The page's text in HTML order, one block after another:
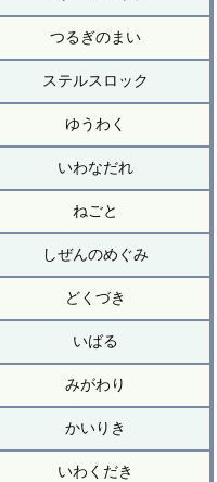
つるぎのまい
ステルスロック
ゆうわく
いわなだれ
ねごと
しぜんのめぐみ
どくづき
いばる
みがわり
かいりき
いわくだき